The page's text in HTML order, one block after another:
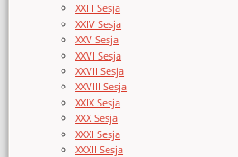
XXIII Sesja
XXIV Sesja
XXV Sesja
XXVI Sesja
XXVII Sesja
XXVIII Sesja
XXIX Sesja
XXX Sesja
XXXI Sesja
XXXII Sesja